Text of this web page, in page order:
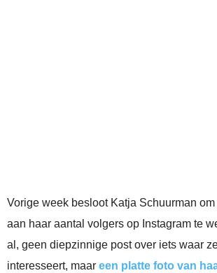
Vorige week besloot Katja Schuurman
aan haar aantal volgers op Instagram te
al, geen diepzinnige post over iets waar
interesseert, maar een platte foto van